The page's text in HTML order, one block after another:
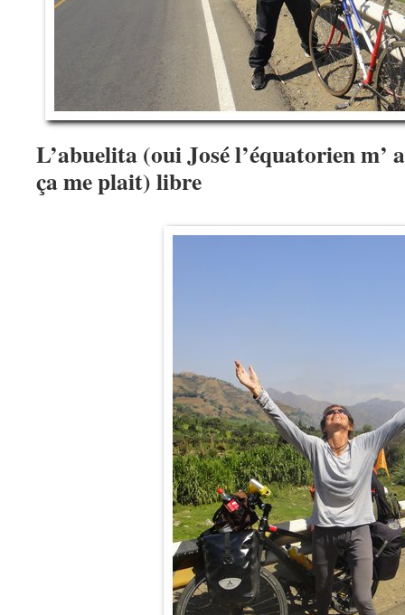
L’abuelita (oui José l’équatorien m’
ça me plait) libre